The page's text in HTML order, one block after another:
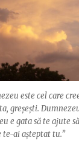
este cel care
greșești.
e gata să te ajute
ai așteptat tu.”